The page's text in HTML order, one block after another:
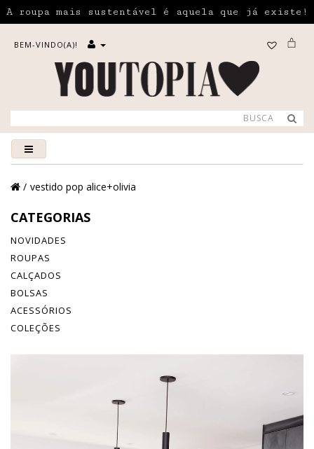
A roupa mais sustentável é aquela que já existe!
BEM-VINDO(A)!
vestido pop alice+olivia
CATEGORIAS
NOVIDADES
ROUPAS
CALÇADOS
BOLSAS
ACESSÓRIOS
COLEÇÕES